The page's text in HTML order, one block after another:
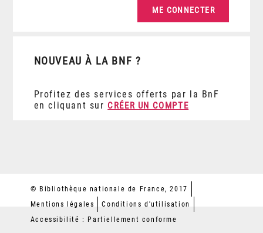
NOUVEAU À LA BNF ?
Profitez des services offerts par la BnF
en cliquant sur CRÉER UN COMPTE
© Bibliothèque nationale de France, 2017
Mentions légales
Conditions d'utilisation
Accessibilité : Partiellement conforme